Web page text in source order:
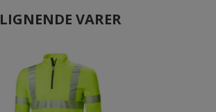
LIGNENDE VARER